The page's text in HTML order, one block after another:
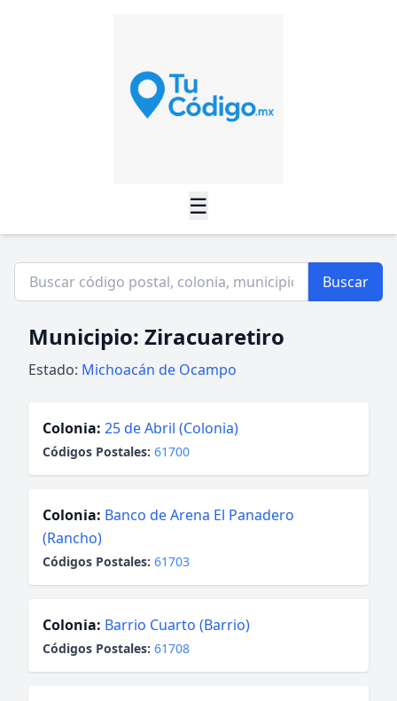
☰
Buscar
Municipio: Ziracuaretiro
Estado: Michoacán de Ocampo
Colonia: 25 de Abril (Colonia)
Códigos Postales: 61700
Colonia: Banco de Arena El Panadero
(Rancho)
Códigos Postales: 61703
Colonia: Barrio Cuarto (Barrio)
Códigos Postales: 61708